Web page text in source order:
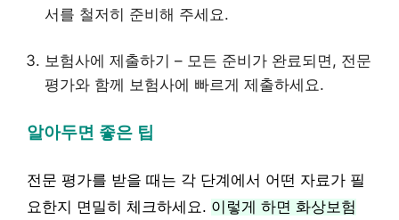
서를 철저히 준비해 주세요.
보험사에 제출하기 – 모든 준비가 완료되면, 전문
평가와 함께 보험사에 빠르게 제출하세요.
알아두면 좋은 팁
전문 평가를 받을 때는 각 단계에서 어떤 자료가 필
요한지 면밀히 체크하세요. 이렇게 하면 화상보험